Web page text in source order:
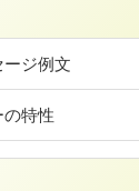
ジ例文
特性